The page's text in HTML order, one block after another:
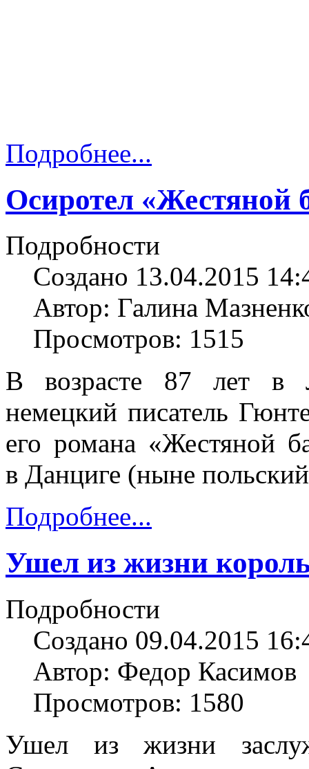
Подробнее...
Осиротел «Жестяной
Подробности
Создано 13.04.2015
Автор: Галина
Просмотров: 1515
В возрасте 87 лет в
немецкий писатель
его романа «Жестяной
в Данциге (ныне
Подробнее...
Ушел из жизни
Подробности
Создано 09.04.2015
Автор: Федор Касимов
Просмотров: 1580
Ушел из жизни